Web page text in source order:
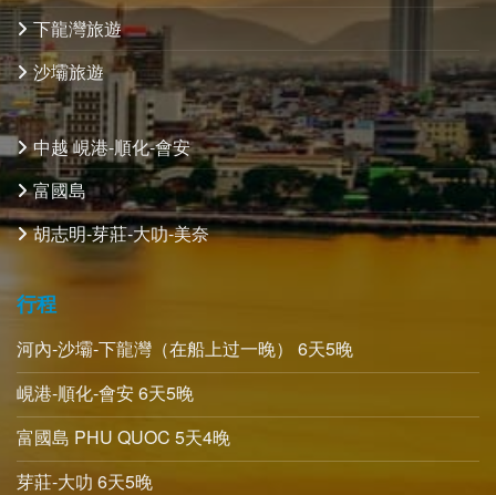
下龍灣旅遊
沙壩旅遊
中越 峴港-順化-會安
富國島
胡志明-芽莊-大叻-美奈
行程
河內-沙壩-下龍灣（在船上过一晚） 6天5晚
峴港-順化-會安 6天5晚
富國島 PHU QUOC 5天4晚
芽莊-大叻 6天5晚